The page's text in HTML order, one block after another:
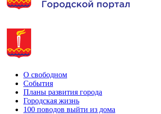
О свободном
События
Планы развития города
Городская жизнь
100 поводов выйти из дома